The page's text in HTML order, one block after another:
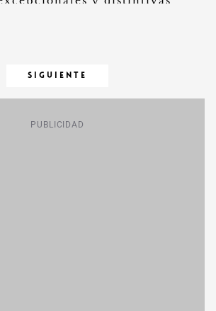
SIGUIENTE
PUBLICIDAD